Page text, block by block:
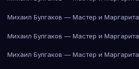
Михаил Булгаков — Мастер и Маргарита
Михаил Булгаков — Мастер и Маргарита
Михаил Булгаков — Мастер и Маргарита